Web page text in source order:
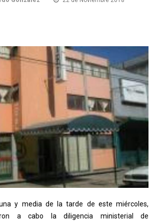
y media de la tarde de este miércoles,
a cabo la diligencia ministerial de